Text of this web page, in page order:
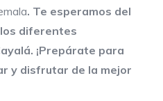
. Te esperamos del
os diferentes
¡Prepárate para
y disfrutar de la mejor